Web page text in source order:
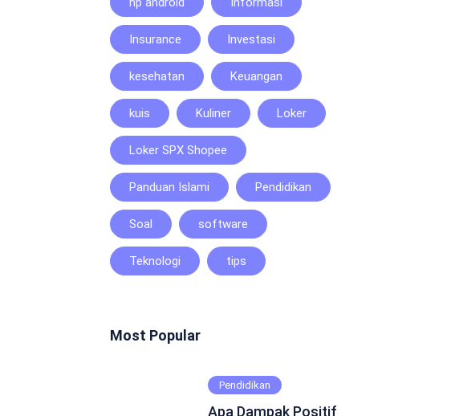
Insurance Investasi
kesehatan Keuangan
kuis Kuliner Loker
Loker SPX Shopee
Panduan Islami Pendidikan
Soal software
Teknologi tips
Most Popular
Pendidikan
Apa Dampak Positif